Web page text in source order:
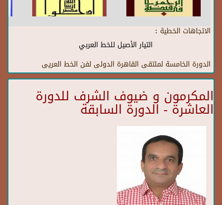
الاتجاهات الخطية :
التيار الأصيل للخط العربي
الدورة الخامسة لملتقى القاهرة الدولى لفن الخط العريى
المكرمون و ضيوف الشرف للدورة
العاشرة - الدورة السابقة